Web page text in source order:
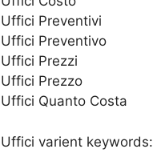
Preventivi
Preventivo
Prezzi
Prezzo
Quanto Costa
varient keywords: